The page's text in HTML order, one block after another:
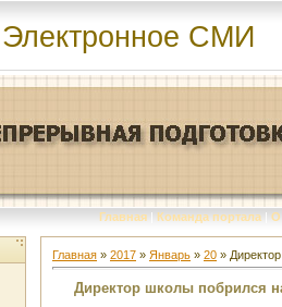
Электронное СМИ
Главная | Команда портала | О
Главная » 2017 » Январь » 20 »
Директор школы побрился